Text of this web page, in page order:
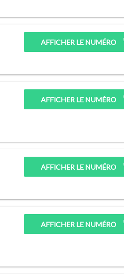
AFFICHER LE NUMÉRO
AFFICHER LE NUMÉRO
AFFICHER LE NUMÉRO
AFFICHER LE NUMÉRO